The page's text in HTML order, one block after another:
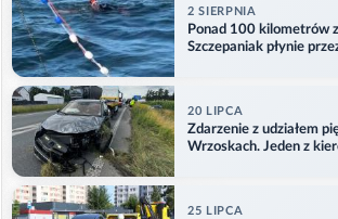
2 SIERPNIA
Ponad 100 kilometrów
Szczepaniak płynie
20 LIPCA
Zdarzenie z udziałem
Wrzoskach. Jeden z
25 LIPCA